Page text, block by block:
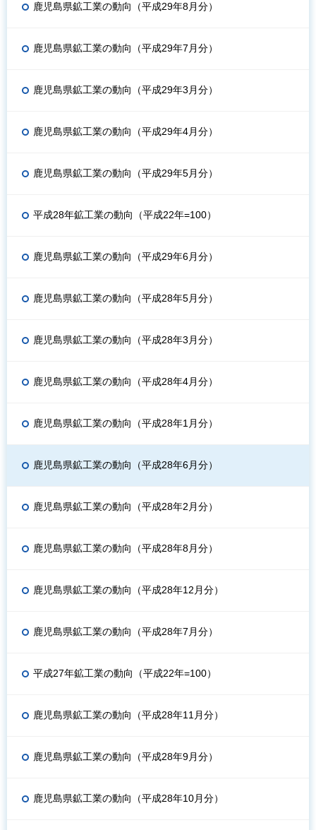
鹿児島県鉱工業の動向（平成29年8月分）
鹿児島県鉱工業の動向（平成29年7月分）
鹿児島県鉱工業の動向（平成29年3月分）
鹿児島県鉱工業の動向（平成29年4月分）
鹿児島県鉱工業の動向（平成29年5月分）
平成28年鉱工業の動向（平成22年=100）
鹿児島県鉱工業の動向（平成29年6月分）
鹿児島県鉱工業の動向（平成28年5月分）
鹿児島県鉱工業の動向（平成28年3月分）
鹿児島県鉱工業の動向（平成28年4月分）
鹿児島県鉱工業の動向（平成28年1月分）
鹿児島県鉱工業の動向（平成28年6月分）
鹿児島県鉱工業の動向（平成28年2月分）
鹿児島県鉱工業の動向（平成28年8月分）
鹿児島県鉱工業の動向（平成28年12月分）
鹿児島県鉱工業の動向（平成28年7月分）
平成27年鉱工業の動向（平成22年=100）
鹿児島県鉱工業の動向（平成28年11月分）
鹿児島県鉱工業の動向（平成28年9月分）
鹿児島県鉱工業の動向（平成28年10月分）